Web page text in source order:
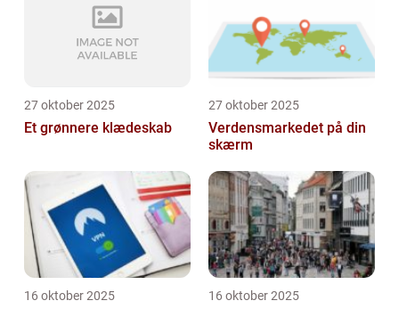
27 oktober 2025
Et grønnere klædeskab
27 oktober 2025
Verdensmarkedet på din
skærm
16 oktober 2025 16 oktober 2025